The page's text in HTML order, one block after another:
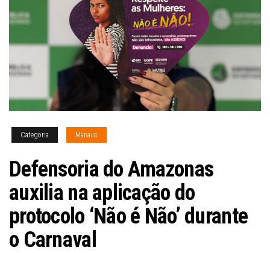
Categoria Manaus
Defensoria do Amazonas
auxilia na aplicação do
protocolo ‘Não é Não’ durante
o Carnaval